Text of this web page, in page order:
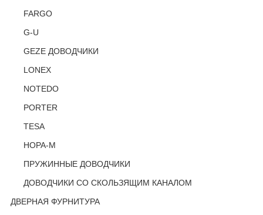
FARGO
G-U
GEZE ДОВОДЧИКИ
LONEX
NOTEDO
PORTER
TESA
НОРА-М
ПРУЖИННЫЕ ДОВОДЧИКИ
ДОВОДЧИКИ СО СКОЛЬЗЯЩИМ КАНАЛОМ
ДВЕРНАЯ ФУРНИТУРА